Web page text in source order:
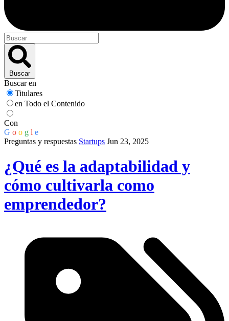
Buscar
Buscar en
Titulares
en Todo el Contenido
Con
G o o g l e
Preguntas y respuestas Startups Jun 23, 2025
¿Qué es la adaptabilidad y
cómo cultivarla como
emprendedor?